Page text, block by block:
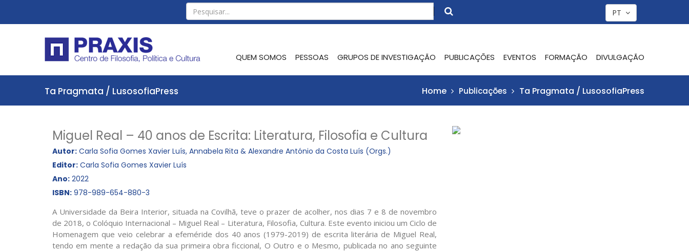
PT
QUEM SOMOS PESSOAS GRUPOS DE INVESTIGAÇÃO PUBLICAÇÕES EVENTOS FORMAÇÃO DIVULGAÇÃO
Ta Pragmata / LusosofiaPress Home Publicações Ta Pragmata / LusosofiaPress
Miguel Real – 40 anos de Escrita: Literatura, Filosofia e Cultura
Autor: Carla Sofia Gomes Xavier Luís, Annabela Rita & Alexandre António da Costa Luís (Orgs.)
Editor: Carla Sofia Gomes Xavier Luís
Ano: 2022
ISBN: 978-989-654-880-3
A Universidade da Beira Interior, situada na Covilhã, teve o prazer de acolher, nos dias 7 e 8 de novembro
de 2018, o Colóquio Internacional – Miguel Real – Literatura, Filosofia, Cultura. Este evento iniciou um Ciclo de
Homenagem que veio celebrar a efeméride dos 40 anos (1979-2019) de escrita literária de Miguel Real,
tendo em mente a redação da sua primeira obra ficcional, O Outro e o Mesmo, publicada no ano seguinte